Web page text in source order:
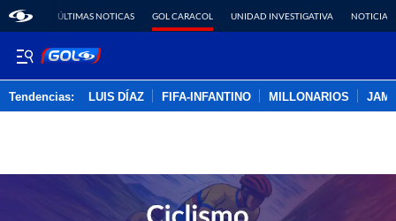
ÚLTIMAS NOTICAS GOL CARACOL UNIDAD INVESTIGATIVA NOTICIAS
Tendencias: LUIS DÍAZ FIFA-INFANTINO MILLONARIOS